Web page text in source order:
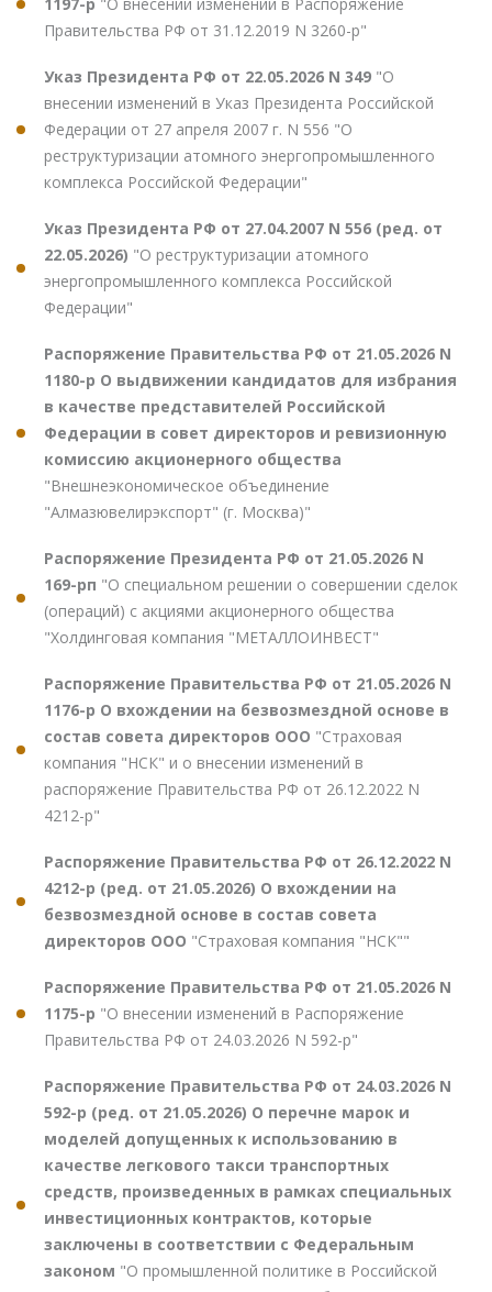
1197-р "О внесении изменений в Распоряжение
Правительства РФ от 31.12.2019 N 3260-р"
Указ Президента РФ от 22.05.2026 N 349 "О
внесении изменений в Указ Президента Российской
Федерации от 27 апреля 2007 г. N 556 "О
реструктуризации атомного энергопромышленного
комплекса Российской Федерации"
Указ Президента РФ от 27.04.2007 N 556 (ред. от
22.05.2026) "О реструктуризации атомного
энергопромышленного комплекса Российской
Федерации"
Распоряжение Правительства РФ от 21.05.2026 N
1180-р О выдвижении кандидатов для избрания
в качестве представителей Российской
Федерации в совет директоров и ревизионную
комиссию акционерного общества
"Внешнеэкономическое объединение
"Алмазювелирэкспорт" (г. Москва)"
Распоряжение Президента РФ от 21.05.2026 N
169-рп "О специальном решении о совершении сделок
(операций) с акциями акционерного общества
"Холдинговая компания "МЕТАЛЛОИНВЕСТ"
Распоряжение Правительства РФ от 21.05.2026 N
1176-р О вхождении на безвозмездной основе в
состав совета директоров ООО "Страховая
компания "НСК" и о внесении изменений в
распоряжение Правительства РФ от 26.12.2022 N
4212-р"
Распоряжение Правительства РФ от 26.12.2022 N
4212-р (ред. от 21.05.2026) О вхождении на
безвозмездной основе в состав совета
директоров ООО "Страховая компания "НСК""
Распоряжение Правительства РФ от 21.05.2026 N
1175-р "О внесении изменений в Распоряжение
Правительства РФ от 24.03.2026 N 592-р"
Распоряжение Правительства РФ от 24.03.2026 N
592-р (ред. от 21.05.2026) О перечне марок и
моделей допущенных к использованию в
качестве легкового такси транспортных
средств, произведенных в рамках специальных
инвестиционных контрактов, которые
заключены в соответствии с Федеральным
законом "О промышленной политике в Российской